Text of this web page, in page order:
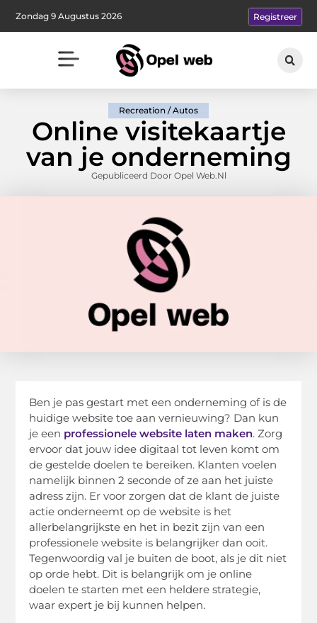
Zondag 9 Augustus 2026 Registreer
Recreation / Autos
Online visitekaartje
van je onderneming
Gepubliceerd Door Opel Web.nl
Ben je pas gestart met een onderneming of is de
huidige website toe aan vernieuwing? Dan kun
je een professionele website laten maken. Zorg
ervoor dat jouw idee digitaal tot leven komt om
de gestelde doelen te bereiken. Klanten voelen
namelijk binnen 2 seconde of ze aan het juiste
adress zijn. Er voor zorgen dat de klant de juiste
actie onderneemt op de website is het
allerbelangrijkste en het in bezit zijn van een
professionele website is belangrijker dan ooit.
Tegenwoordig val je buiten de boot, als je dit niet
op orde hebt. Dit is belangrijk om je online
doelen te starten met een heldere strategie,
waar expert je bij kunnen helpen.